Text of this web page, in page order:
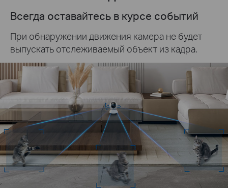
Всегда оставайтесь в курсе событий
При обнаружении движения камера не будет
выпускать отслеживаемый объект из кадра.